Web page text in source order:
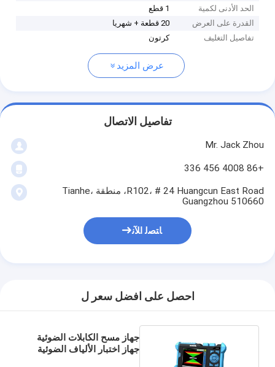
الحد الأدنى لكمية
1 قطع
القدرة على العرض
20 قطعة + شهريا
تفاصيل التغليف
كرتون
عرض المزيد
تفاصيل الاتصال
Mr. Jack Zhou
+86 4008 456 336
R102، # 24 Huangcun East Road، منطقة Tianhe،
Guangzhou 510660
ﺎﺘﺼﻟ ﺍﻶﻧ
احصل على افضل سعر ل
جهاز مسح الكابلات الضوئية
جهاز اختبار الألياف الضوئية